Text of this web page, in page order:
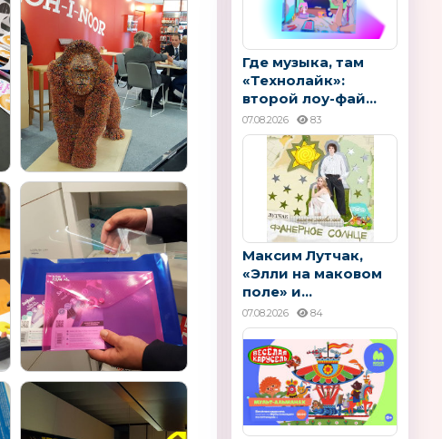
Где музыка, там
«Технолайк»:
второй лоу-фай...
07.08.2026 83
Максим Лутчак,
«Элли на маковом
поле» и...
07.08.2026 84